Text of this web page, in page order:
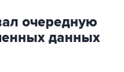
очередную
данных